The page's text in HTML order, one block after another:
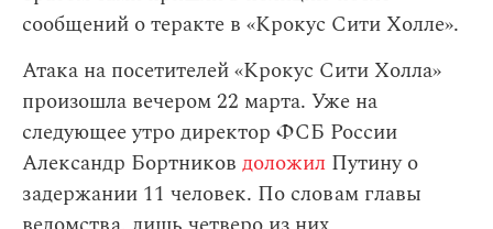
сообщений о теракте в «Крокус Сити Холле».
Атака на посетителей «Крокус Сити Холла»
произошла вечером 22 марта. Уже на
следующее утро директор ФСБ России
Александр Бортников доложил Путину о
задержании 11 человек. По словам главы